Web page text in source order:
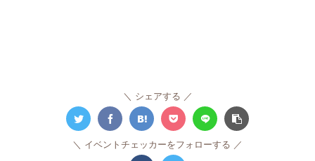
シェアする
イベントチェッカーをフォローする